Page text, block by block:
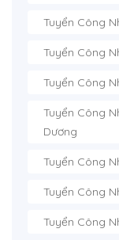
Tuyển Công
Tuyển Công
Tuyển Công
Tuyển Công
Dương
Tuyển Công
Tuyển Công
Tuyển Công